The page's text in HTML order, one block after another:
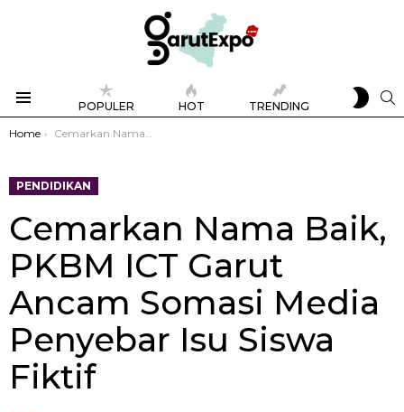
POPULER HOT TRENDING
SKIN
You are here:
Home Cemarkan Nama Baik, PKBM ICT Garut Ancam Somasi Media Penyebar Isu Siswa Fiktif
PENDIDIKAN
Cemarkan Nama Baik,
PKBM ICT Garut
Ancam Somasi Media
Penyebar Isu Siswa
Fiktif